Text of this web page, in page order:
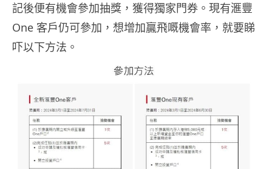
記後便有機會參加抽獎，獲得獨家門券。現有滙豐
One 客戶仍可參加，想增加贏飛嘅機會率，就要睇
吓以下方法。